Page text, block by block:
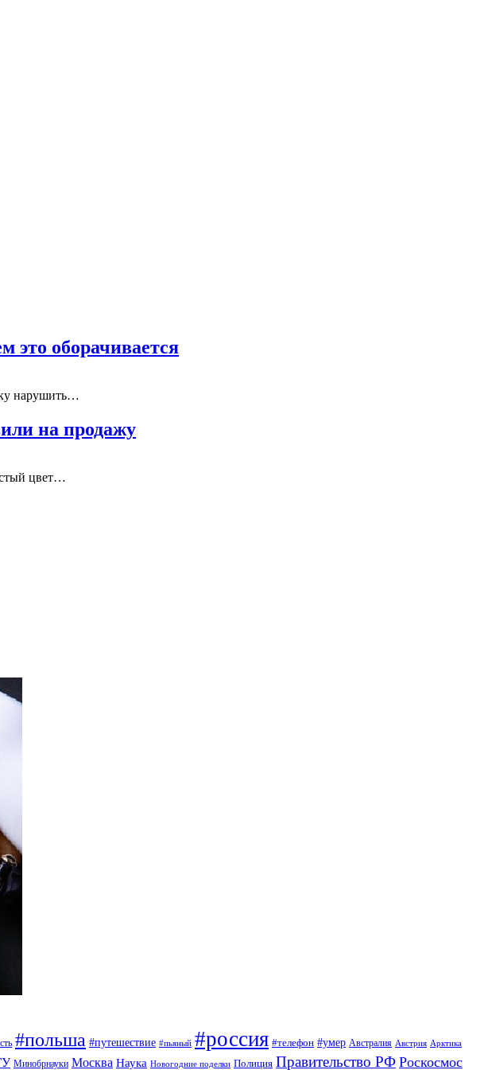
это оборачивается
нарушить…
на продажу
цвет…
#польша #путешествие #пьяный #россия #телефон #умер Австралия Австрия Арктика
Минобрнауки Москва Наука Новогодние поделки Полиция Правительство РФ Роскосмос